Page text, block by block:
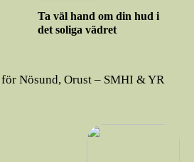
Ta väl hand om din hud i
det soliga vädret
Nösund, Orust – SMHI & YR